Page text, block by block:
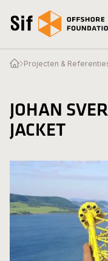
open_homepage
Projecten &
JOHAN
JACKET
open_homepage
Over ons
Nieuws & Pers
Contact